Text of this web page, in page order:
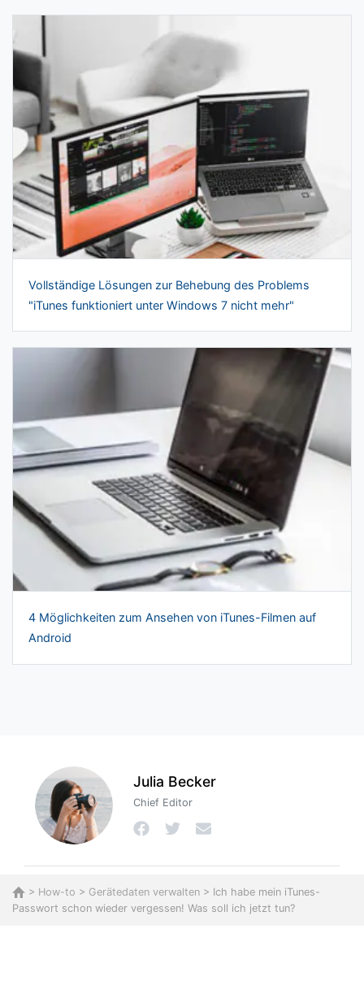
Vollständige Lösungen zur Behebung des Problems
"iTunes funktioniert unter Windows 7 nicht mehr"
4 Möglichkeiten zum Ansehen von iTunes-Filmen auf
Android
Julia Becker
Chief Editor
> How-to > Gerätedaten verwalten > Ich habe mein iTunes-
Passwort schon wieder vergessen! Was soll ich jetzt tun?